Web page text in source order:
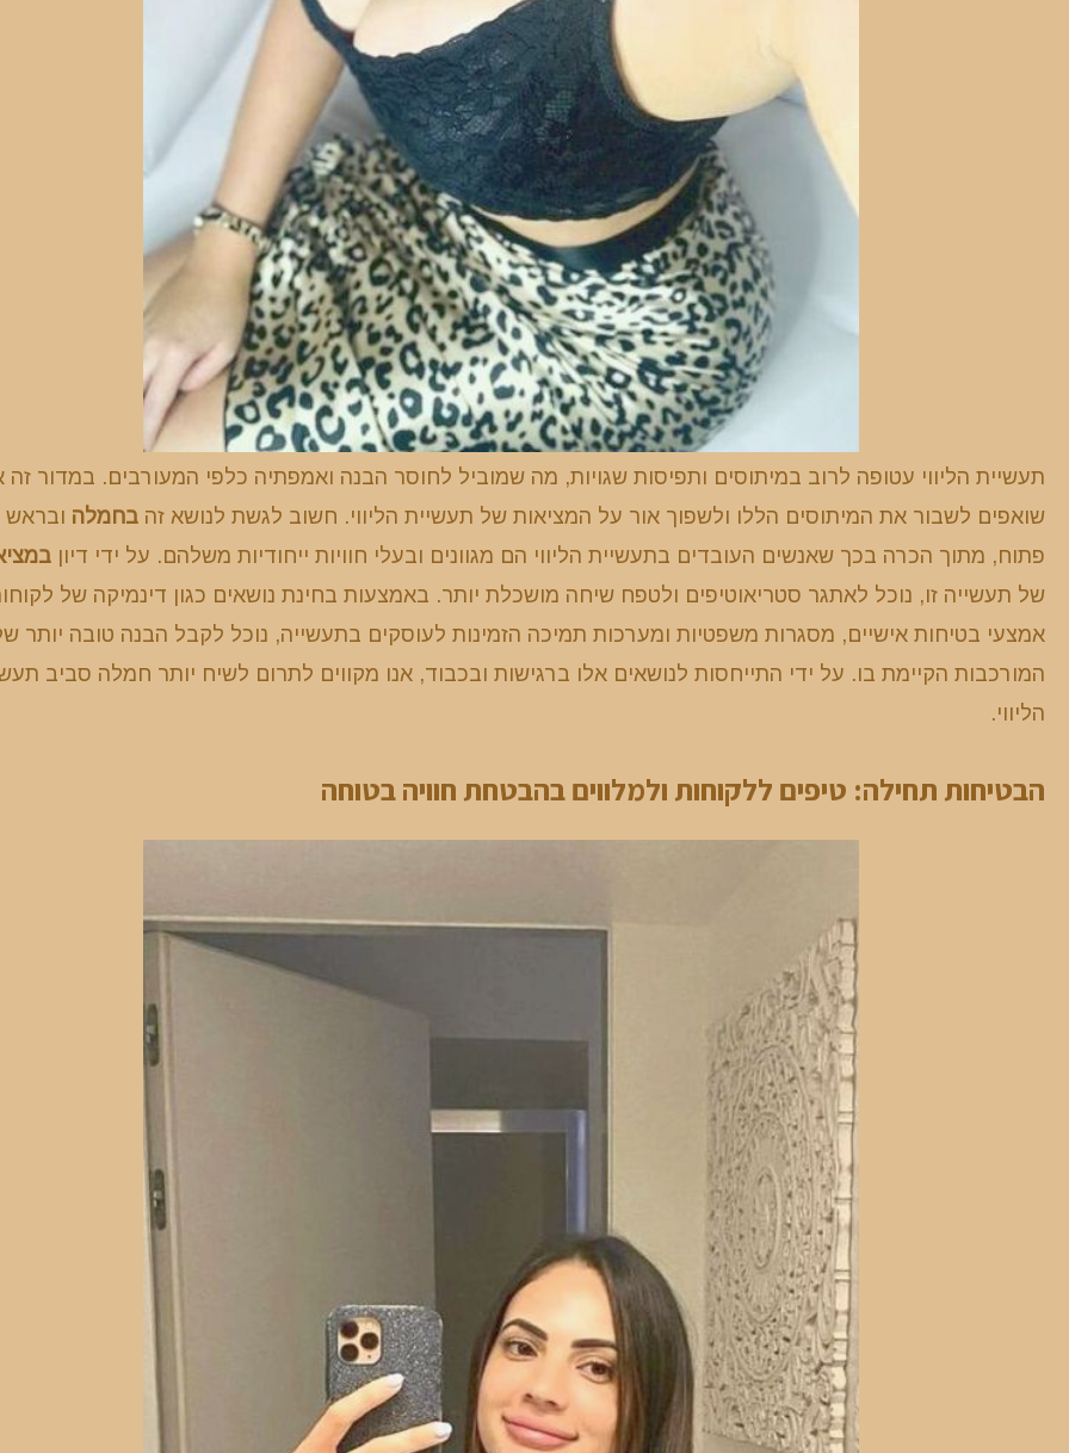
תעשיית הליווי עטופה לרוב במיתוסים ותפיסות שגויות, מה שמוביל לחוסר הבנה ואמפתיה כלפי המעורבים. במדור זה
שואפים לשבור את המיתוסים הללו ולשפוך אור על המציאות של תעשיית הליווי. חשוב לגשת לנושא זה בחמלה ובראש
פתוח, מתוך הכרה בכך שאנשים העובדים בתעשיית הליווי הם מגוונים ובעלי חוויות ייחודיות משלהם. על ידי דיון
של תעשייה זו, נוכל לאתגר סטריאוטיפים ולטפח שיחה מושכלת יותר. באמצעות בחינת נושאים כגון דינמיקה של
אמצעי בטיחות אישיים, מסגרות משפטיות ומערכות תמיכה הזמינות לעוסקים בתעשייה, נוכל לקבל הבנה טובה יותר
המורכבות הקיימת בו. על ידי התייחסות לנושאים אלו ברגישות ובכבוד, אנו מקווים לתרום לשיח יותר חמלה סביב
הליווי.
הבטיחות תחילה: טיפים ללקוחות ולמלווים בהבטחת חוויה בטוחה